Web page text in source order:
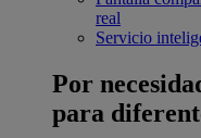
real
Servicio
Por
para